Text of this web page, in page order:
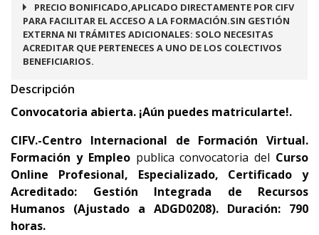
PRECIO BONIFICADO,APLICADO DIRECTAMENTE POR CIFV
PARA FACILITAR EL ACCESO A LA FORMACIÓN.SIN GESTIÓN
EXTERNA NI TRÁMITES ADICIONALES: SOLO NECESITAS
ACREDITAR QUE PERTENECES A UNO DE LOS COLECTIVOS
BENEFICIARIOS.
Descripción
Convocatoria abierta. ¡Aún puedes matricularte!.
CIFV.-Centro Internacional de Formación Virtual.
Formación y Empleopublica convocatoria del Curso
Online Profesional, Especializado, Certificado y
Acreditado: Gestión Integrada de Recursos
Humanos (Ajustado a ADGD0208). Duración: 790
horas.